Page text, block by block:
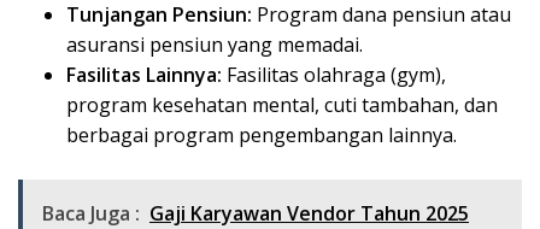
Tunjangan Pensiun: Program dana pensiun atau
asuransi pensiun yang memadai.
Fasilitas Lainnya: Fasilitas olahraga (gym),
program kesehatan mental, cuti tambahan, dan
berbagai program pengembangan lainnya.
Baca Juga : Gaji Karyawan Vendor Tahun 2025